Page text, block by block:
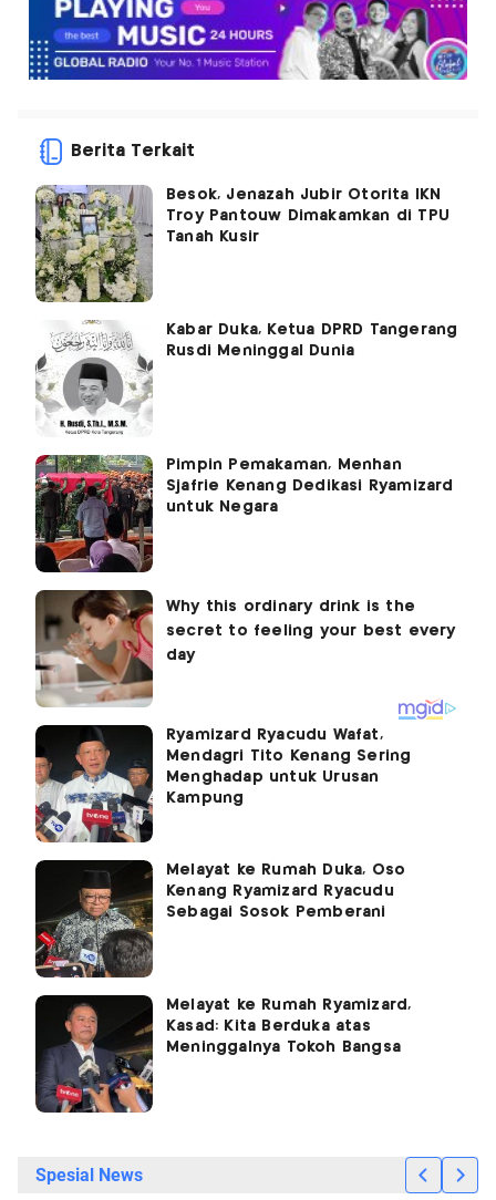
Berita Terkait
Besok, Jenazah Jubir Otorita IKN
Troy Pantouw Dimakamkan di TPU
Tanah Kusir
Kabar Duka, Ketua DPRD Tangerang
Rusdi Meninggal Dunia
Pimpin Pemakaman, Menhan
Sjafrie Kenang Dedikasi Ryamizard
untuk Negara
Ryamizard Ryacudu Wafat,
Mendagri Tito Kenang Sering
Menghadap untuk Urusan
Kampung
Melayat ke Rumah Duka, Oso
Kenang Ryamizard Ryacudu
Sebagai Sosok Pemberani
Melayat ke Rumah Ryamizard,
Kasad: Kita Berduka atas
Meninggalnya Tokoh Bangsa